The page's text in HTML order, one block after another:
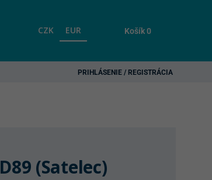
CZK EUR Košík0
PRIHLÁSENIE / REGISTRÁCIA
(Satelec)